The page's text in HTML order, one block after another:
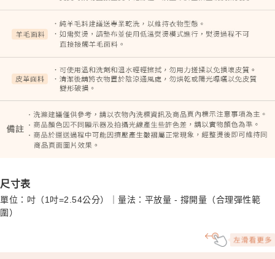
尺寸表
單位：吋（1吋=2.54公分）｜量法：平放量 - 撐開量（合理彈性範
圍）